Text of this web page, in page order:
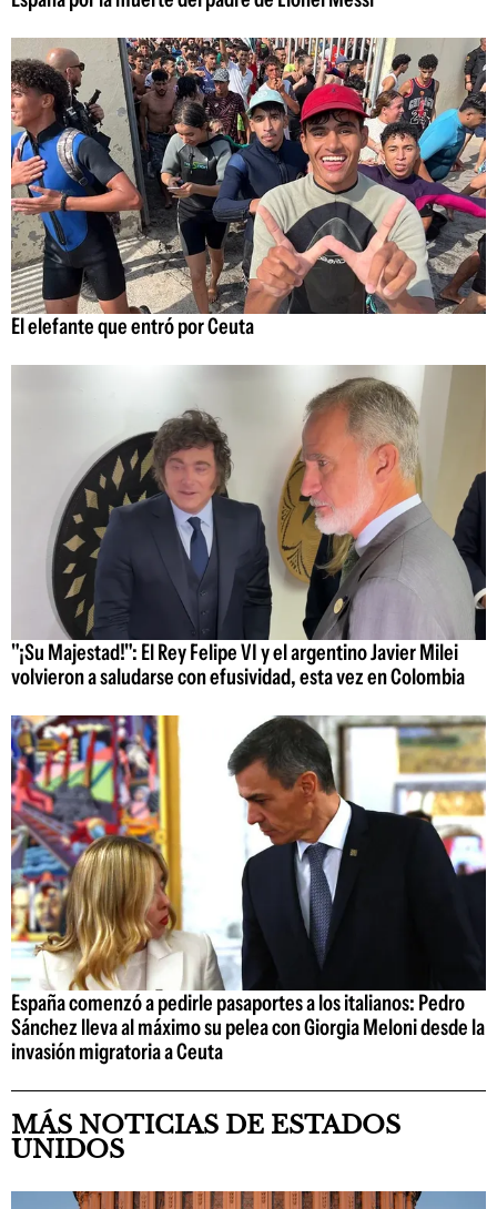
El elefante que entró por Ceuta
"¡Su Majestad!": El Rey Felipe VI y el argentino Javier Milei
volvieron a saludarse con efusividad, esta vez en Colombia
España comenzó a pedirle pasaportes a los italianos: Pedro
Sánchez lleva al máximo su pelea con Giorgia Meloni desde la
invasión migratoria a Ceuta
MÁS NOTICIAS DE ESTADOS
UNIDOS